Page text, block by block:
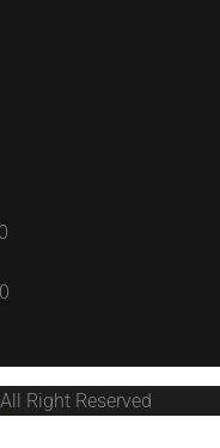
Right Reserved